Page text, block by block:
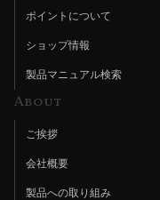
ポイントについて
ショップ情報
製品マニュアル検索
About
ご挨拶
会社概要
製品への取り組み